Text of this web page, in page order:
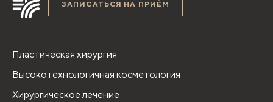
ЗАПИСАТЬСЯ НА ПРИЁМ
Пластическая хирургия
Высокотехнологичная косметология
Хирургическое лечение